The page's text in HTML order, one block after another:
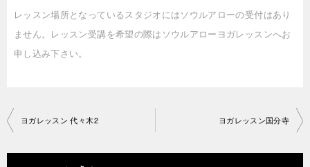
レッスン場所となっているスタジオにはソウルアローの受付はあり
ません。レッスン受講を希望の際はソウルアローヨガレッスンへお
申し込み下さい。
投
ヨガレッスン 代々木2 ヨガレッスン国分寺